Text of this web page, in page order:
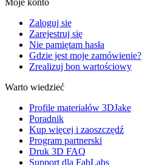
Zaloguj się
Zarejestruj się
Nie pamiętam hasła
Gdzie jest moje zamówienie?
Zrealizuj bon wartościowy
Warto wiedzieć
Profile materiałów 3DJake
Poradnik
Kup więcej i zaoszczędź
Program partnerski
Druk 3D FAQ
Support dla FabLabs